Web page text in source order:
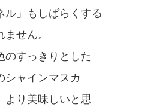
ル」もしばらくする
せん。
のすっきりとした
シャインマスカ
より美味しいと思